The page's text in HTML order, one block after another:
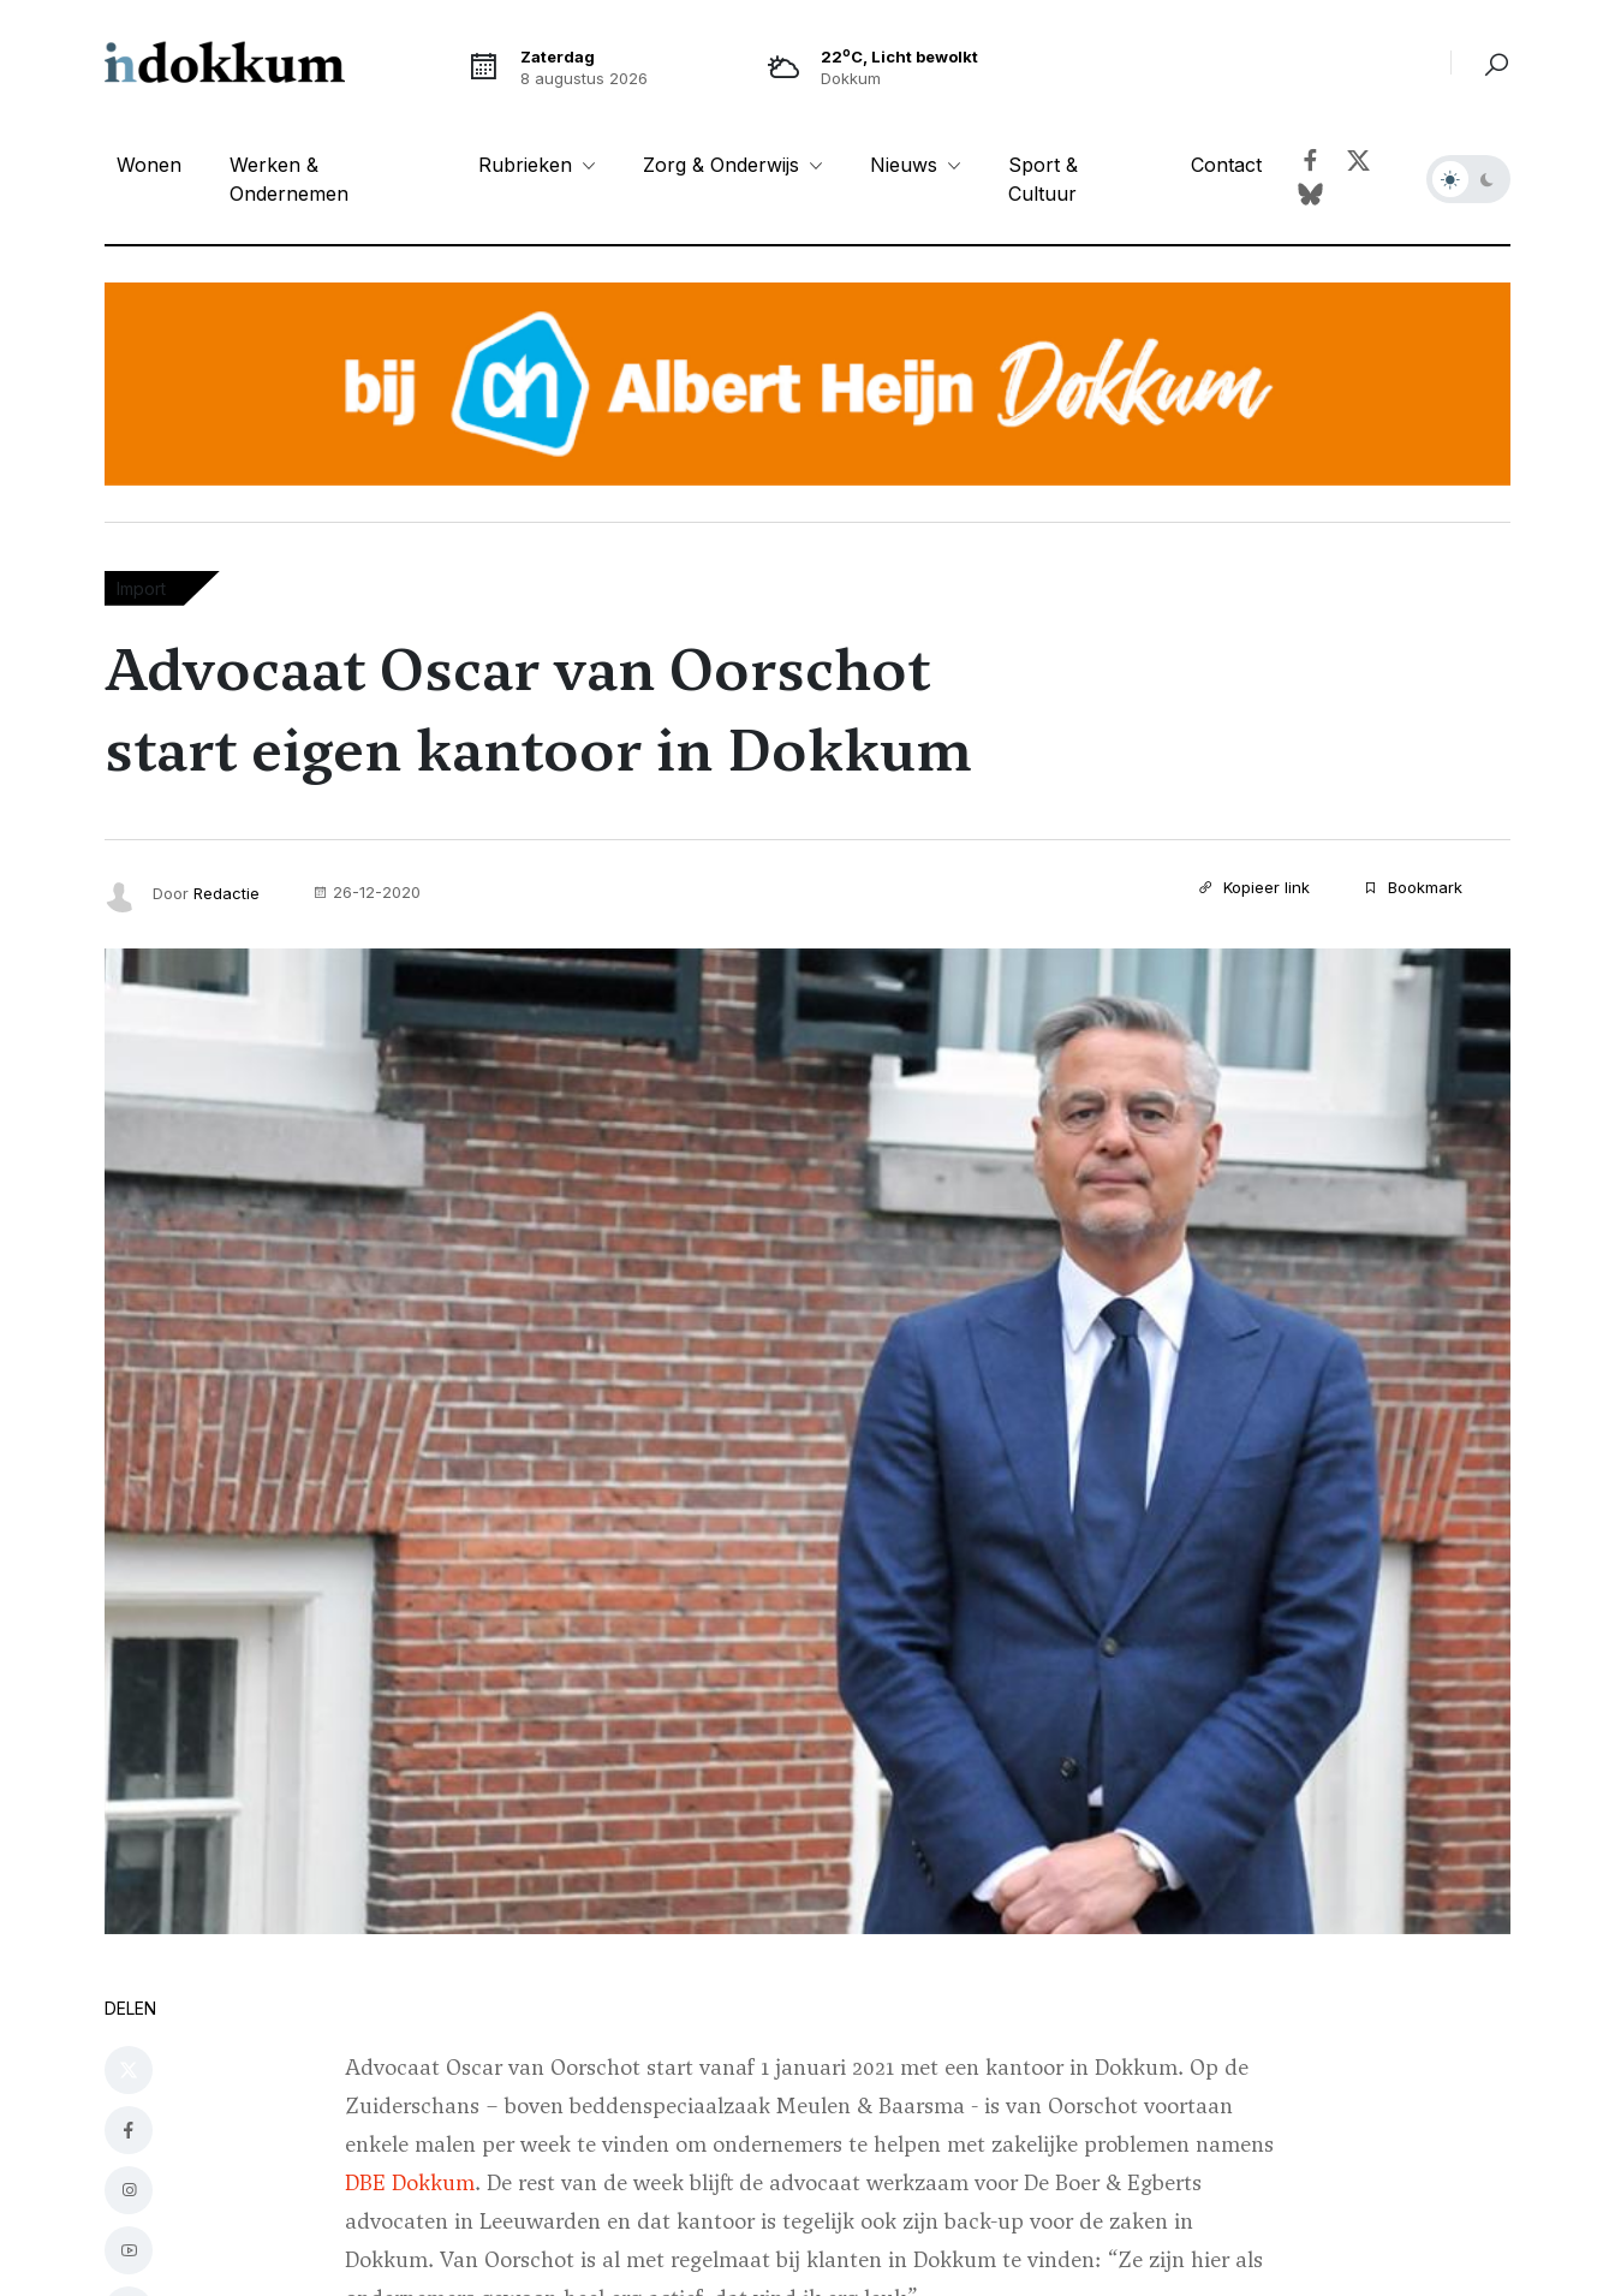
Zaterdag
8 augustus 2026
22oC, Licht bewolkt
Dokkum
Wonen
Werken &
Ondernemen
Rubrieken Zorg & Onderwijs Nieuws
Sport &
Cultuur
Contact
Import
Advocaat Oscar van Oorschot
start eigen kantoor in Dokkum
Door Redactie 26-12-2020 Kopieer link Bookmark
DELEN
Advocaat Oscar van Oorschot start vanaf 1 januari 2021 met een kantoor in Dokkum. Op de
Zuiderschans – boven beddenspeciaalzaak Meulen & Baarsma - is van Oorschot voortaan
enkele malen per week te vinden om ondernemers te helpen met zakelijke problemen namens
DBE Dokkum. De rest van de week blijft de advocaat werkzaam voor De Boer & Egberts
advocaten in Leeuwarden en dat kantoor is tegelijk ook zijn back-up voor de zaken in
Dokkum. Van Oorschot is al met regelmaat bij klanten in Dokkum te vinden: “Ze zijn hier als